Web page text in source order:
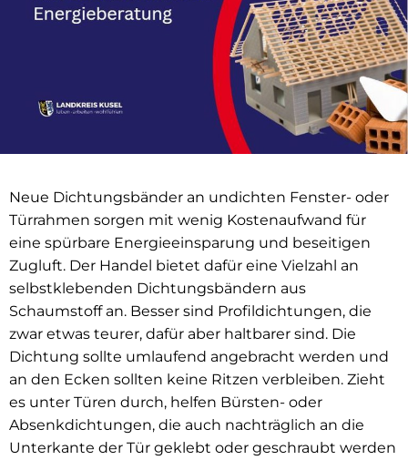
Neue Dichtungsbänder an undichten Fenster- oder
Türrahmen sorgen mit wenig Kostenaufwand für
eine spürbare Energieeinsparung und beseitigen
Zugluft. Der Handel bietet dafür eine Vielzahl an
selbstklebenden Dichtungsbändern aus
Schaumstoff an. Besser sind Profildichtungen, die
zwar etwas teurer, dafür aber haltbarer sind. Die
Dichtung sollte umlaufend angebracht werden und
an den Ecken sollten keine Ritzen verbleiben. Zieht
es unter Türen durch, helfen Bürsten- oder
Absenkdichtungen, die auch nachträglich an die
Unterkante der Tür geklebt oder geschraubt werden